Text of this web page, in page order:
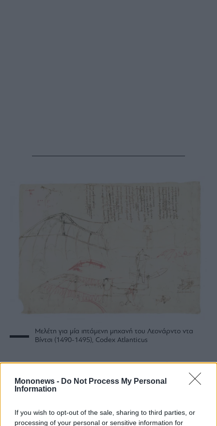
Mononews - Do Not Process My Personal
Information
If you wish to opt-out of the sale, sharing to third parties, or
processing of your personal or sensitive information for
Μελέτη για μία ιπτάμενη μηχανή του Λεονάρντο ντα
Βίντσι (1490-1495), Codex Atlanticus
Η Leonardotheka του Μουσείου Γαλιλαίου,
Atlanticus ψηφιακά προσβάσιμα από το 2023,